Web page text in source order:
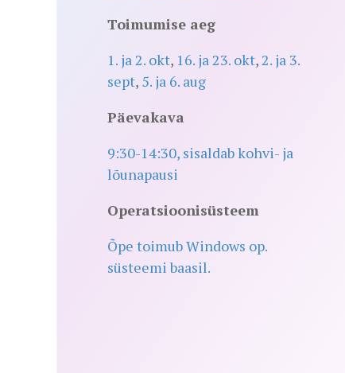
Toimumise aeg
1. ja 2. okt, 16. ja 23. okt,2. ja 3.
sept, 5. ja 6. aug
Päevakava
9:30-14:30, sisaldab kohvi- ja
lõunapausi
Operatsioonisüsteem
Õpe toimub Windows op.
süsteemi baasil.